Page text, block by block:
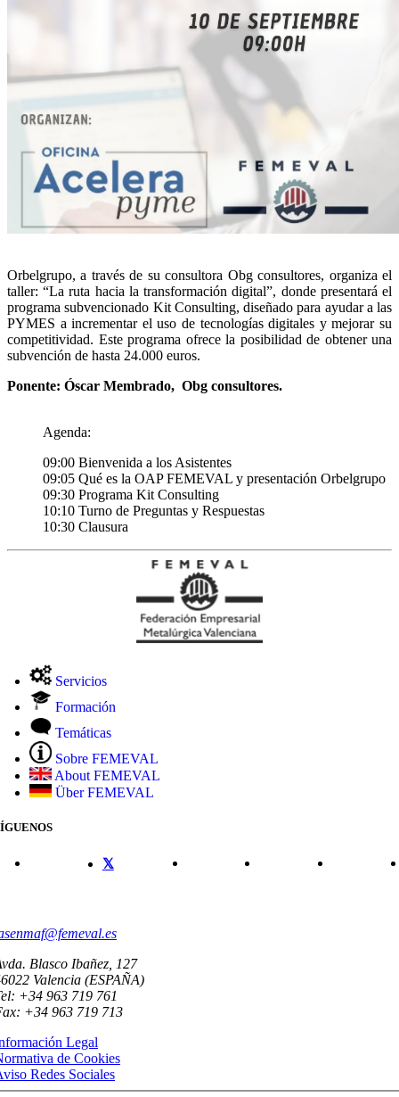
Orbelgrupo, a través de su consultora Obg consultores, organiza el
taller: “La ruta hacia la transformación digital”, donde presentará el
programa subvencionado Kit Consulting, diseñado para ayudar a las
PYMES a incrementar el uso de tecnologías digitales y mejorar su
competitividad. Este programa ofrece la posibilidad de obtener una
subvención de hasta 24.000 euros.
Ponente: Óscar Membrado, Obg consultores.
Agenda:
09:00 Bienvenida a los Asistentes
09:05 Qué es la OAP FEMEVAL y presentación Orbelgrupo
09:30 Programa Kit Consulting
10:10 Turno de Preguntas y Respuestas
10:30 Clausura
Servicios
Formación
Temáticas
Sobre FEMEVAL
About FEMEVAL
Über FEMEVAL
Blasco Ibañez, 127
Valencia (ESPAÑA)
+34 963 719 761
+34 963 719 713
Legal
de Cookies
Redes Sociales